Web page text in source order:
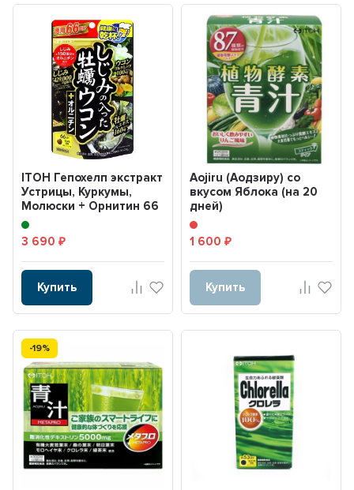
ITОH Гепохелп экстракт
Устрицы, Куркумы,
Молюски + Орнитин 66
дней
3 690₽
Купить
Aojiru (Аодзиру) со
вкусом Яблока (на 20
дней)
1 600 ₽
Купить
-19%